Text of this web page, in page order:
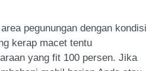
pegunungan dengan kondisi
kerap macet tentu
yang fit 100 persen. Jika